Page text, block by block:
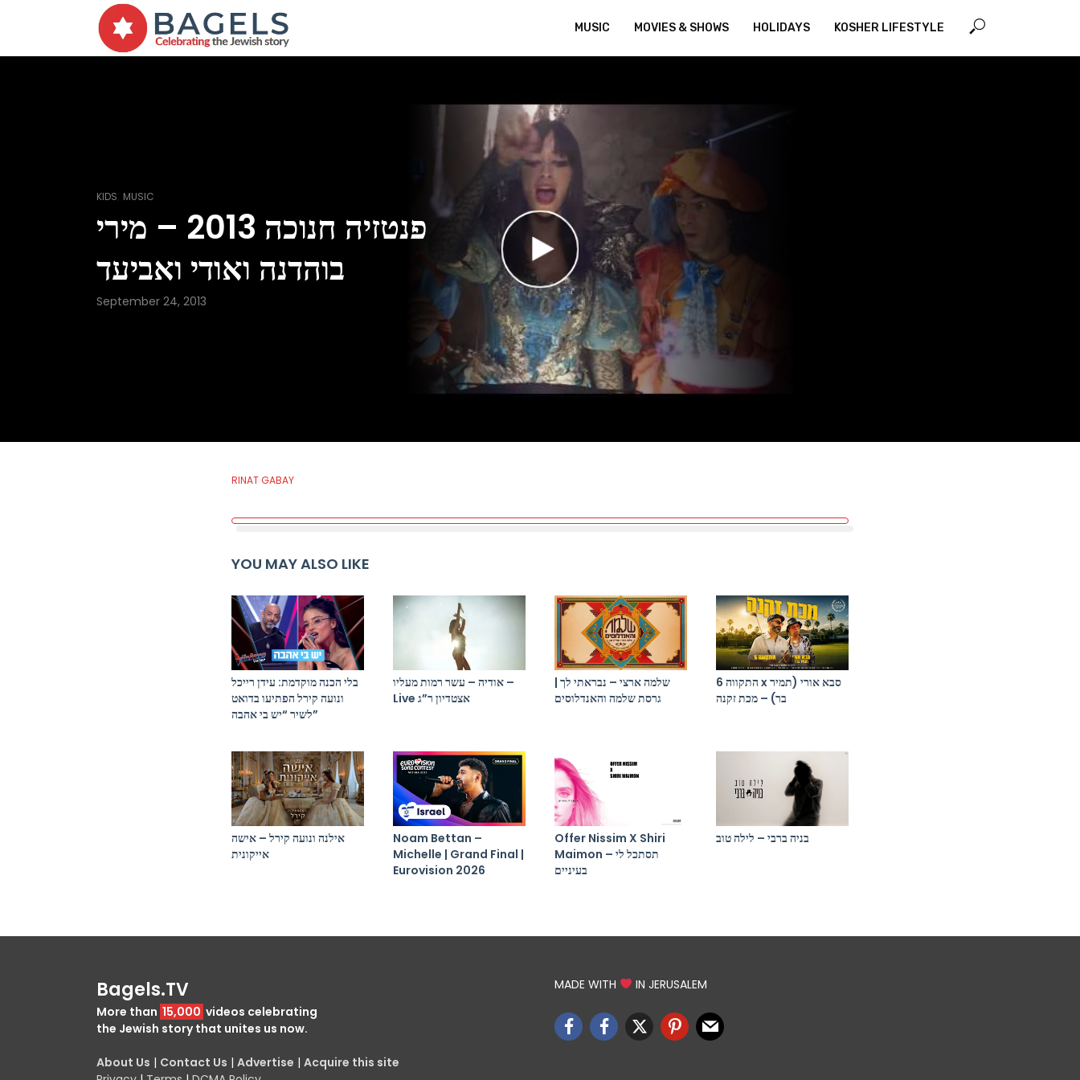
MUSIC MOVIES & SHOWS HOLIDAYS KOSHER LIFESTYLE
KIDS MUSIC
פנטזיה חנוכה 2013 – מירי
בוהדנה ואודי ואביעד
September 24, 2013
RINAT GABAY
YOU MAY ALSO LIKE
בלי הכנה מוקדמת: עידן רייכל
ונועה קירל הפתיעו בדואט
לשיר “יש בי אהבה”
אודיה – עשר רמות מעליו –
Live אצטדיון ר”ג
שלמה ארצי – נבראתי לך |
גרסת שלמה והאנדלוסים
התקווה 6 x סבא אורי (תמיר
בר) – מכת זקנה
אילנה ונועה קירל – אישה
אייקונית
Noam Bettan –
Michelle | Grand Final |
Eurovision 2026
Offer Nissim X Shiri
Maimon – תסתכל לי
בעיניים
בניה ברבי – לילה טוב
Bagels.TV
More than 15,000 videos celebrating
the Jewish story that unites us now.
About Us | Contact Us | Advertise | Acquire this site
MADE WITH IN JERUSALEM